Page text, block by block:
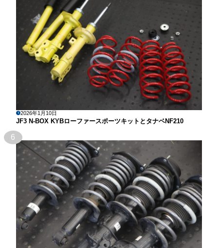
2026年1月10日
JF3 N-BOX KYBローファースポーツキットとタナベNF210
6